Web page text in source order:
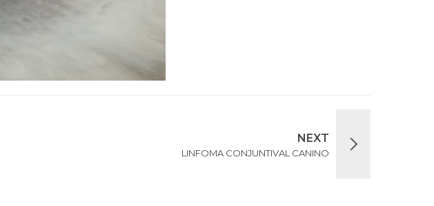
NEXT
LINFOMA CONJUNTIVAL CANINO